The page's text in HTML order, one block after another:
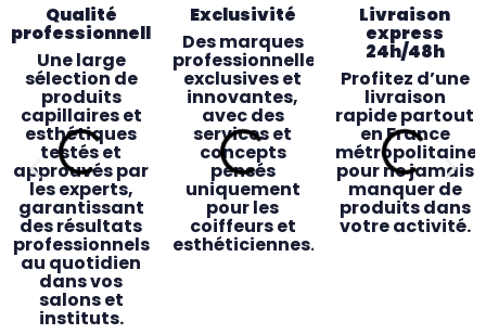
Qualité
professionnelle
Une large
sélection de
produits
capillaires et
esthétiques
testés et
approuvés par
les experts,
garantissant
des résultats
professionnels
au quotidien
dans vos
salons et
instituts.
Exclusivité
Des marques
professionnelles
exclusives et
innovantes,
avec des
services et
concepts
pensés
uniquement
pour les
coiffeurs et
esthéticiennes.
Livraison
express
24h/48h
Profitez d’une
livraison
rapide partout
en France
métropolitaine
pour ne jamais
manquer de
produits dans
votre activité.